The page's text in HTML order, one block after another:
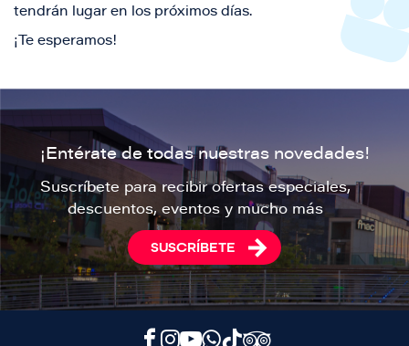
tendrán lugar en los próximos días.
¡Te esperamos!
¡Entérate de todas nuestras novedades!
Suscríbete para recibir ofertas especiales,
descuentos, eventos y mucho más
SUSCRÍBETE